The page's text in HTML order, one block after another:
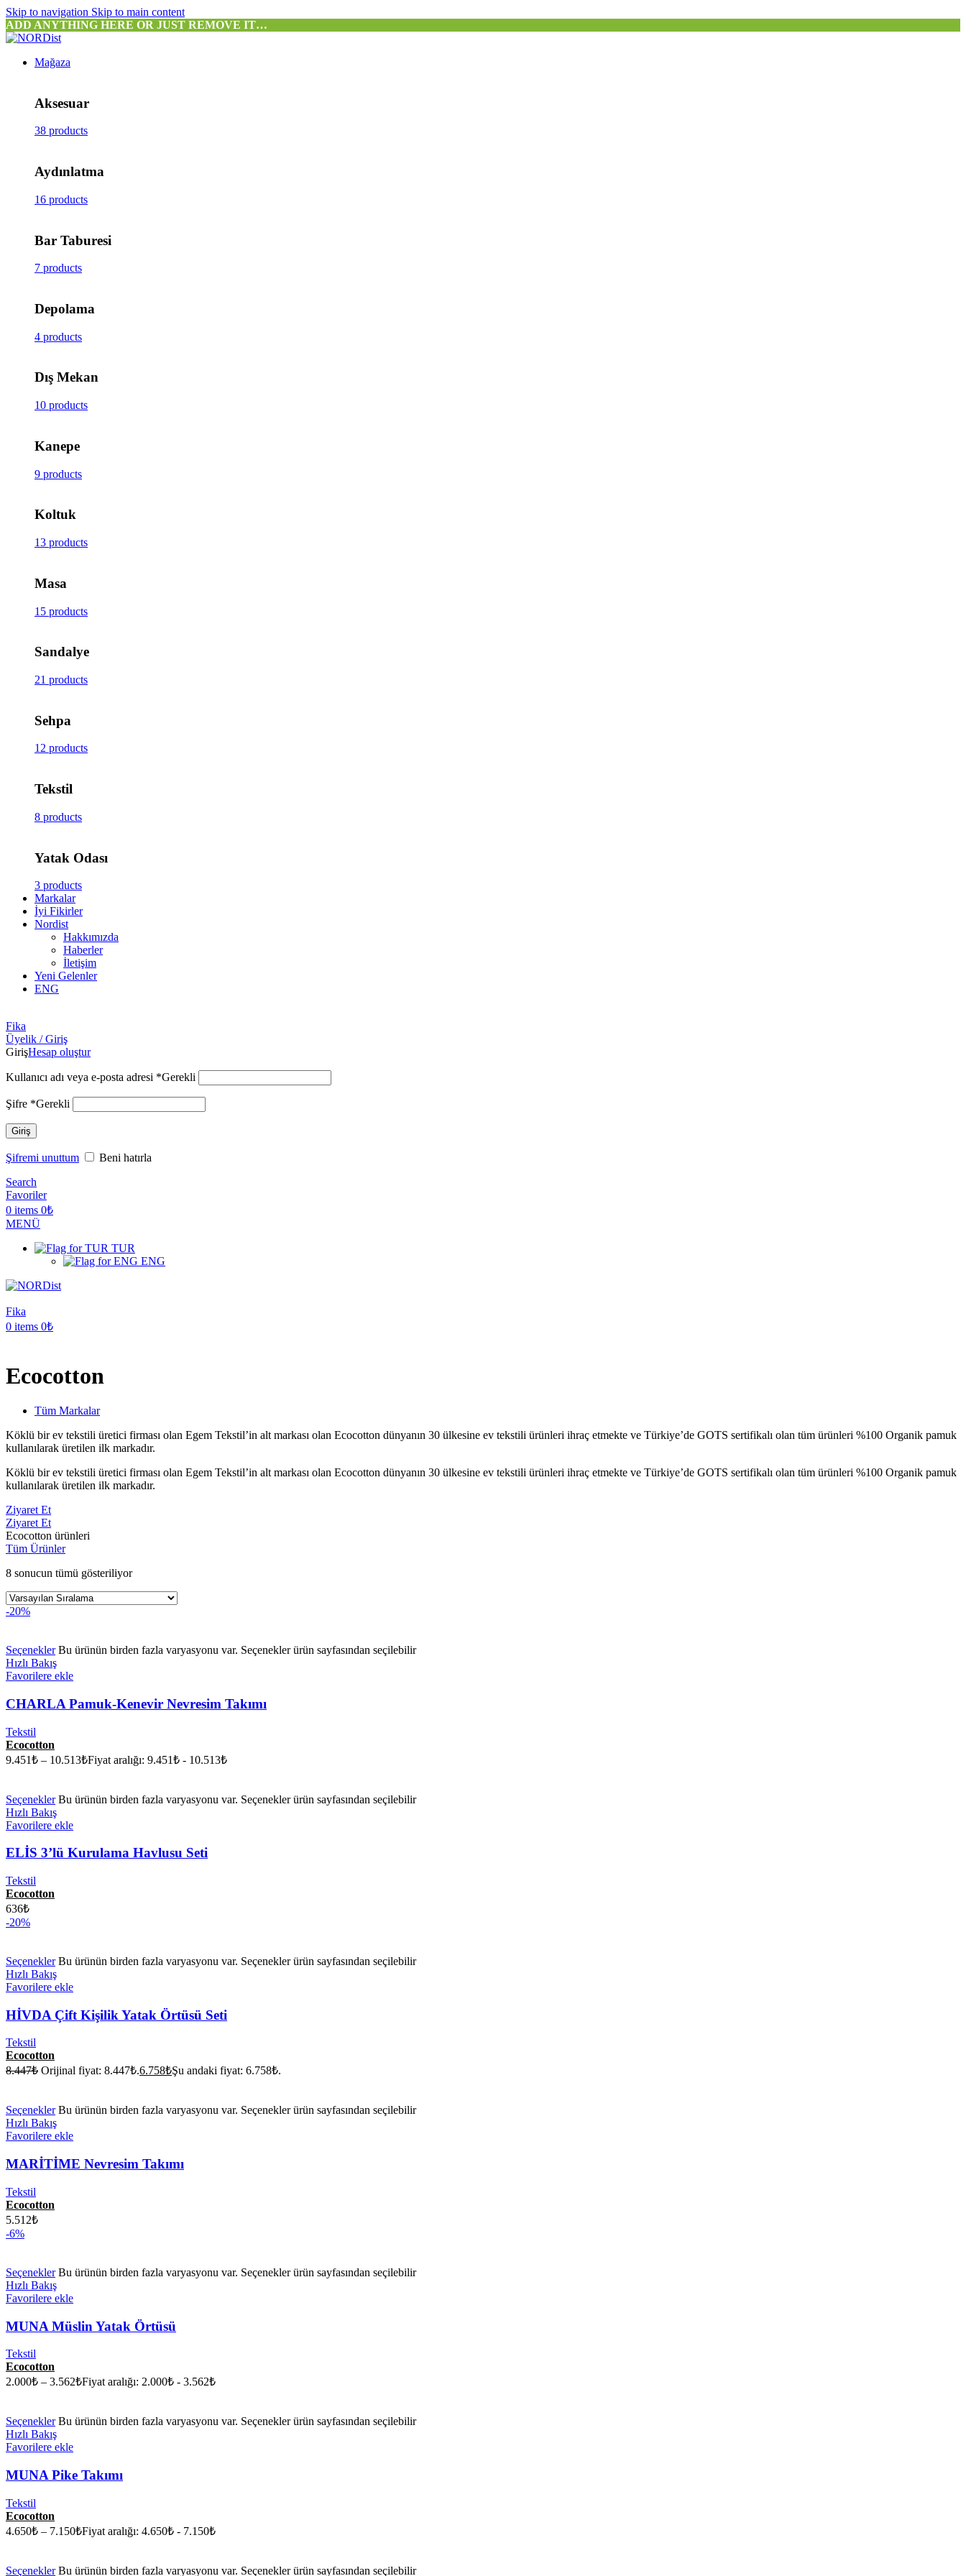
Skip to navigation Skip to main content
ADD ANYTHING HERE OR JUST REMOVE IT…
Mağaza
Aksesuar
38 products
Aydınlatma
16 products
Bar Taburesi
7 products
Depolama
4 products
Dış Mekan
10 products
Kanepe
9 products
Koltuk
13 products
Masa
15 products
Sandalye
21 products
Sehpa
12 products
Tekstil
8 products
Yatak Odası
3 products
Markalar
İyi Fikirler
Nordist
Hakkımızda
Haberler
İletişim
Yeni Gelenler
ENG
Fika
Üyelik / Giriş
GirişHesap oluştur
Kullanıcı adı veya e-posta adresi *Gerekli
Şifre *Gerekli
Giriş
Şifremi unuttum
Beni hatırla
Search
Favoriler
0 items 0₺
MENÜ
TUR
ENG
Fika
0 items 0₺
Ecocotton
Tüm Markalar
Köklü bir ev tekstili üretici firması olan Egem Tekstil’in alt markası olan Ecocotton dünyanın 30 ülkesine ev tekstili ürünleri ihraç etmekte ve Türkiye’de GOTS sertifikalı olan tüm ürünleri %100 Organik pamuk
kullanılarak üretilen ilk markadır.
Köklü bir ev tekstili üretici firması olan Egem Tekstil’in alt markası olan Ecocotton dünyanın 30 ülkesine ev tekstili ürünleri ihraç etmekte ve Türkiye’de GOTS sertifikalı olan tüm ürünleri %100 Organik pamuk
kullanılarak üretilen ilk markadır.
Ziyaret Et
Ziyaret Et
Ecocotton ürünleri
Tüm Ürünler
8 sonucun tümü gösteriliyor
-20%
Seçenekler Bu ürünün birden fazla varyasyonu var. Seçenekler ürün sayfasından seçilebilir
Hızlı Bakış
Favorilere ekle
CHARLA Pamuk-Kenevir Nevresim Takımı
Tekstil
Ecocotton
9.451₺ – 10.513₺Fiyat aralığı: 9.451₺ - 10.513₺
Seçenekler Bu ürünün birden fazla varyasyonu var. Seçenekler ürün sayfasından seçilebilir
Hızlı Bakış
Favorilere ekle
ELİS 3’lü Kurulama Havlusu Seti
Tekstil
Ecocotton
636₺
-20%
Seçenekler Bu ürünün birden fazla varyasyonu var. Seçenekler ürün sayfasından seçilebilir
Hızlı Bakış
Favorilere ekle
HİVDA Çift Kişilik Yatak Örtüsü Seti
Tekstil
Ecocotton
8.447₺ Orijinal fiyat: 8.447₺.6.758₺Şu andaki fiyat: 6.758₺.
Seçenekler Bu ürünün birden fazla varyasyonu var. Seçenekler ürün sayfasından seçilebilir
Hızlı Bakış
Favorilere ekle
MARİTİME Nevresim Takımı
Tekstil
Ecocotton
5.512₺
-6%
Seçenekler Bu ürünün birden fazla varyasyonu var. Seçenekler ürün sayfasından seçilebilir
Hızlı Bakış
Favorilere ekle
MUNA Müslin Yatak Örtüsü
Tekstil
Ecocotton
2.000₺ – 3.562₺Fiyat aralığı: 2.000₺ - 3.562₺
Seçenekler Bu ürünün birden fazla varyasyonu var. Seçenekler ürün sayfasından seçilebilir
Hızlı Bakış
Favorilere ekle
MUNA Pike Takımı
Tekstil
Ecocotton
4.650₺ – 7.150₺Fiyat aralığı: 4.650₺ - 7.150₺
Seçenekler Bu ürünün birden fazla varyasyonu var. Seçenekler ürün sayfasından seçilebilir